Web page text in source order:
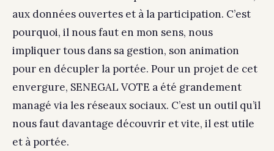
aux données ouvertes et à la participation. C’est
pourquoi, il nous faut en mon sens, nous
impliquer tous dans sa gestion, son animation
pour en décupler la portée. Pour un projet de cet
envergure, SENEGAL VOTE a été grandement
managé via les réseaux sociaux. C’est un outil qu’il
nous faut davantage découvrir et vite, il est utile
et à portée.